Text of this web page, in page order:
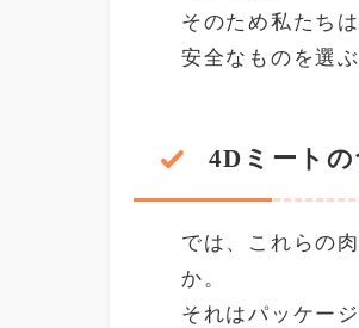
そのため私たち
安全なものを選
4Dミート
では、これらの
か。
それはパッケー